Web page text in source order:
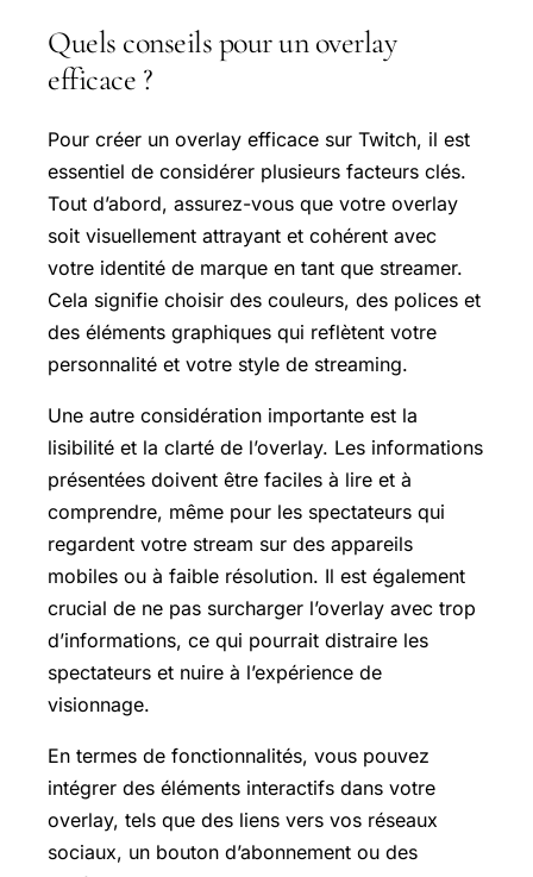
Quels conseils pour un overlay
efficace ?
Pour créer un overlay efficace sur Twitch, il est
essentiel de considérer plusieurs facteurs clés.
Tout d’abord, assurez-vous que votre overlay
soit visuellement attrayant et cohérent avec
votre identité de marque en tant que streamer.
Cela signifie choisir des couleurs, des polices et
des éléments graphiques qui reflètent votre
personnalité et votre style de streaming.
Une autre considération importante est la
lisibilité et la clarté de l’overlay. Les informations
présentées doivent être faciles à lire et à
comprendre, même pour les spectateurs qui
regardent votre stream sur des appareils
mobiles ou à faible résolution. Il est également
crucial de ne pas surcharger l’overlay avec trop
d’informations, ce qui pourrait distraire les
spectateurs et nuire à l’expérience de
visionnage.
En termes de fonctionnalités, vous pouvez
intégrer des éléments interactifs dans votre
overlay, tels que des liens vers vos réseaux
sociaux, un bouton d’abonnement ou des